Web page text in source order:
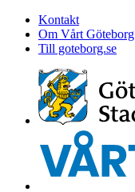
Kontakt
Om Vårt Göteborg
Till goteborg.se